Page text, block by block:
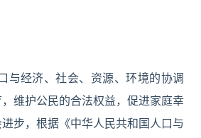
与经济、社会、资源、环境的协调
维护公民的合法权益，促进家庭幸
步，根据《中华人民共和国人口与